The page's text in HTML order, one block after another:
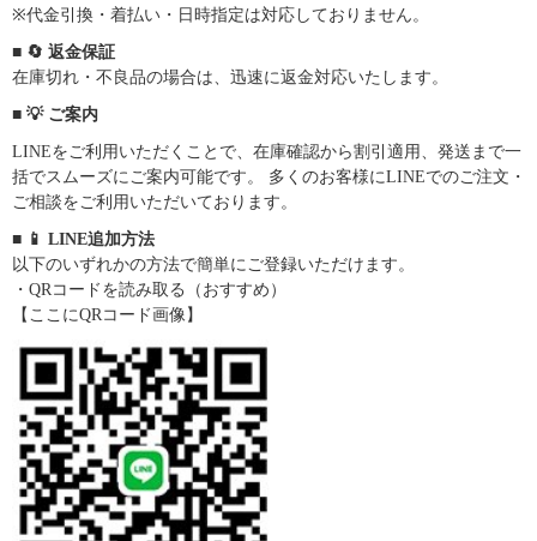
※代金引換・着払い・日時指定は対応しておりません。
■ 🔄 返金保証
在庫切れ・不良品の場合は、迅速に返金対応いたします。
■ 💡 ご案内
LINEをご利用いただくことで、在庫確認から割引適用、発送まで一
括でスムーズにご案内可能です。 多くのお客様にLINEでのご注文・
ご相談をご利用いただいております。
■ 📱 LINE追加方法
以下のいずれかの方法で簡単にご登録いただけます。
・QRコードを読み取る（おすすめ）
【ここにQRコード画像】